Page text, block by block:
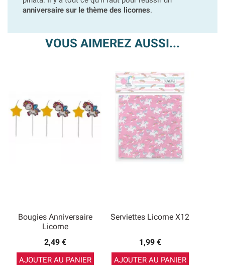
anniversaire sur le thème des licornes.
VOUS AIMEREZ AUSSI...
Bougies Anniversaire
Licorne
2,49 €
AJOUTER AU PANIER
Serviettes Licorne X12
1,99 €
AJOUTER AU PANIER